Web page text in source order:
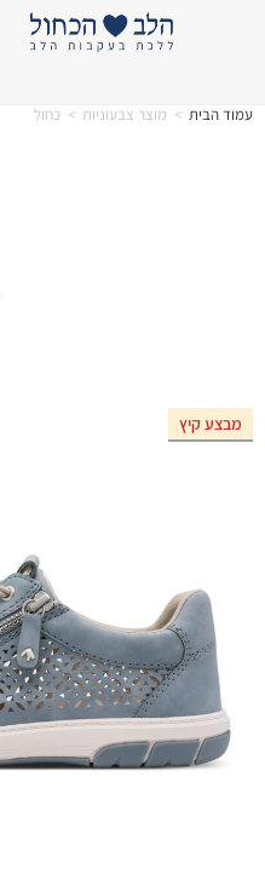
עמוד הבית > מוצר צבעוניות > כחול
מבצע קיץ
אזל המלאי